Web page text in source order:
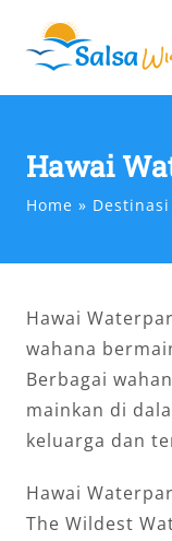
content
Hawai
Home Destinasi
Hawai
wahana
Berbagai
mainkan di
keluarga dan
Hawai
The Wildest